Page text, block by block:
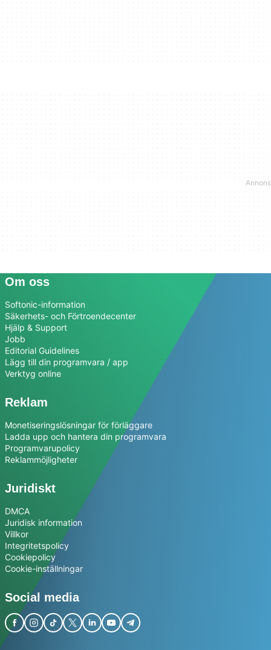
Om oss
Softonic-information
Säkerhets- och Förtroendecenter
Hjälp & Support
Jobb
Editorial Guidelines
Lägg till din programvara / app
Verktyg online
Reklam
Monetiseringslösningar för förläggare
Ladda upp och hantera din programvara
Programvarupolicy
Reklammöjligheter
Juridiskt
DMCA
Juridisk information
Villkor
Integritetspolicy
Cookiepolicy
Cookie-inställningar
Social media